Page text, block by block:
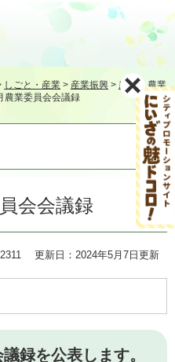
しごと・産業 > 産業振興 > 農業>農業
農業委員会会議録
会会議録
更新日：2024年5月7日更新
録を公表します。